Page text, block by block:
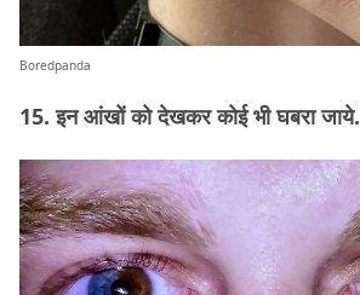
Boredpanda
15. इन आंखों को देखकर कोई भी घबरा जाये.